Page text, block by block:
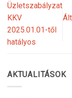
Üzletszabályzat
KKV
2025.01.01-től
hatályos
AKTUALITÁSOK